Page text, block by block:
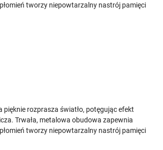
tworzy niepowtarzalny nastrój pamięci
pięknie rozprasza światło, potęgując efekt
Trwała, metalowa obudowa zapewnia
tworzy niepowtarzalny nastrój pamięci